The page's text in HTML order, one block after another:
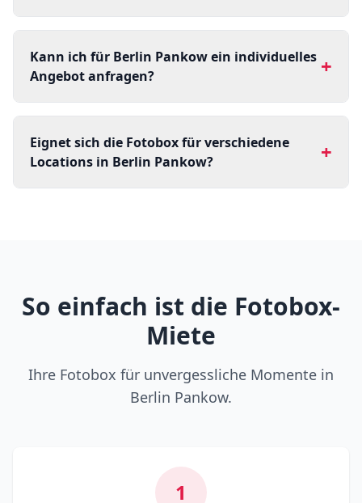
Kann ich für Berlin Pankow ein individuelles
Angebot anfragen?
+
Eignet sich die Fotobox für verschiedene
Locations in Berlin Pankow?
+
So einfach ist die Fotobox-
Miete
Ihre Fotobox für unvergessliche Momente in
Berlin Pankow.
1